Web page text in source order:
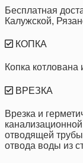
Бесплатная
Калужской,
КОПКА
Копка
ВРЕЗКА
Врезка и
отводящей
отвода воды из